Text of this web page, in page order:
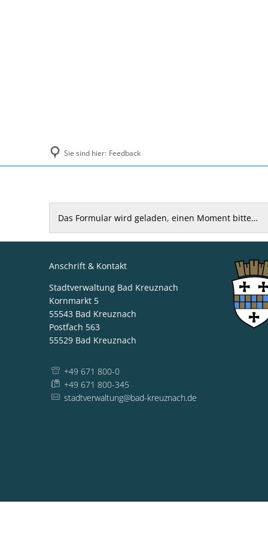
Sie sind hier: Feedback
FeedbackDas Formular wird geladen, einen Moment bitte…
Anschrift & Kontakt
Stadtverwaltung Bad Kreuznach
Kornmarkt 5
55543 Bad Kreuznach
Postfach 563
55529 Bad Kreuznach
+49 671 800-0
+49 671 800-345
stadtverwaltung@bad-kreuznach.de